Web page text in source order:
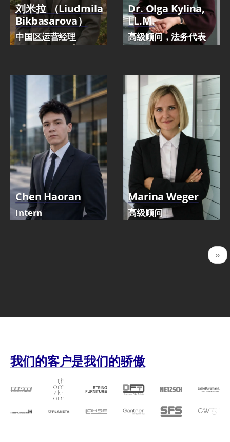
刘米拉 （Liudmila
Bikbasarova）
中国区运营经理
Dr. Olga Kylina,
LL.M.
高级顾问，法务代表
Chen Haoran
Intern
Marina Weger
高级顾问
下
一
››
我们的客户是我们的骄傲